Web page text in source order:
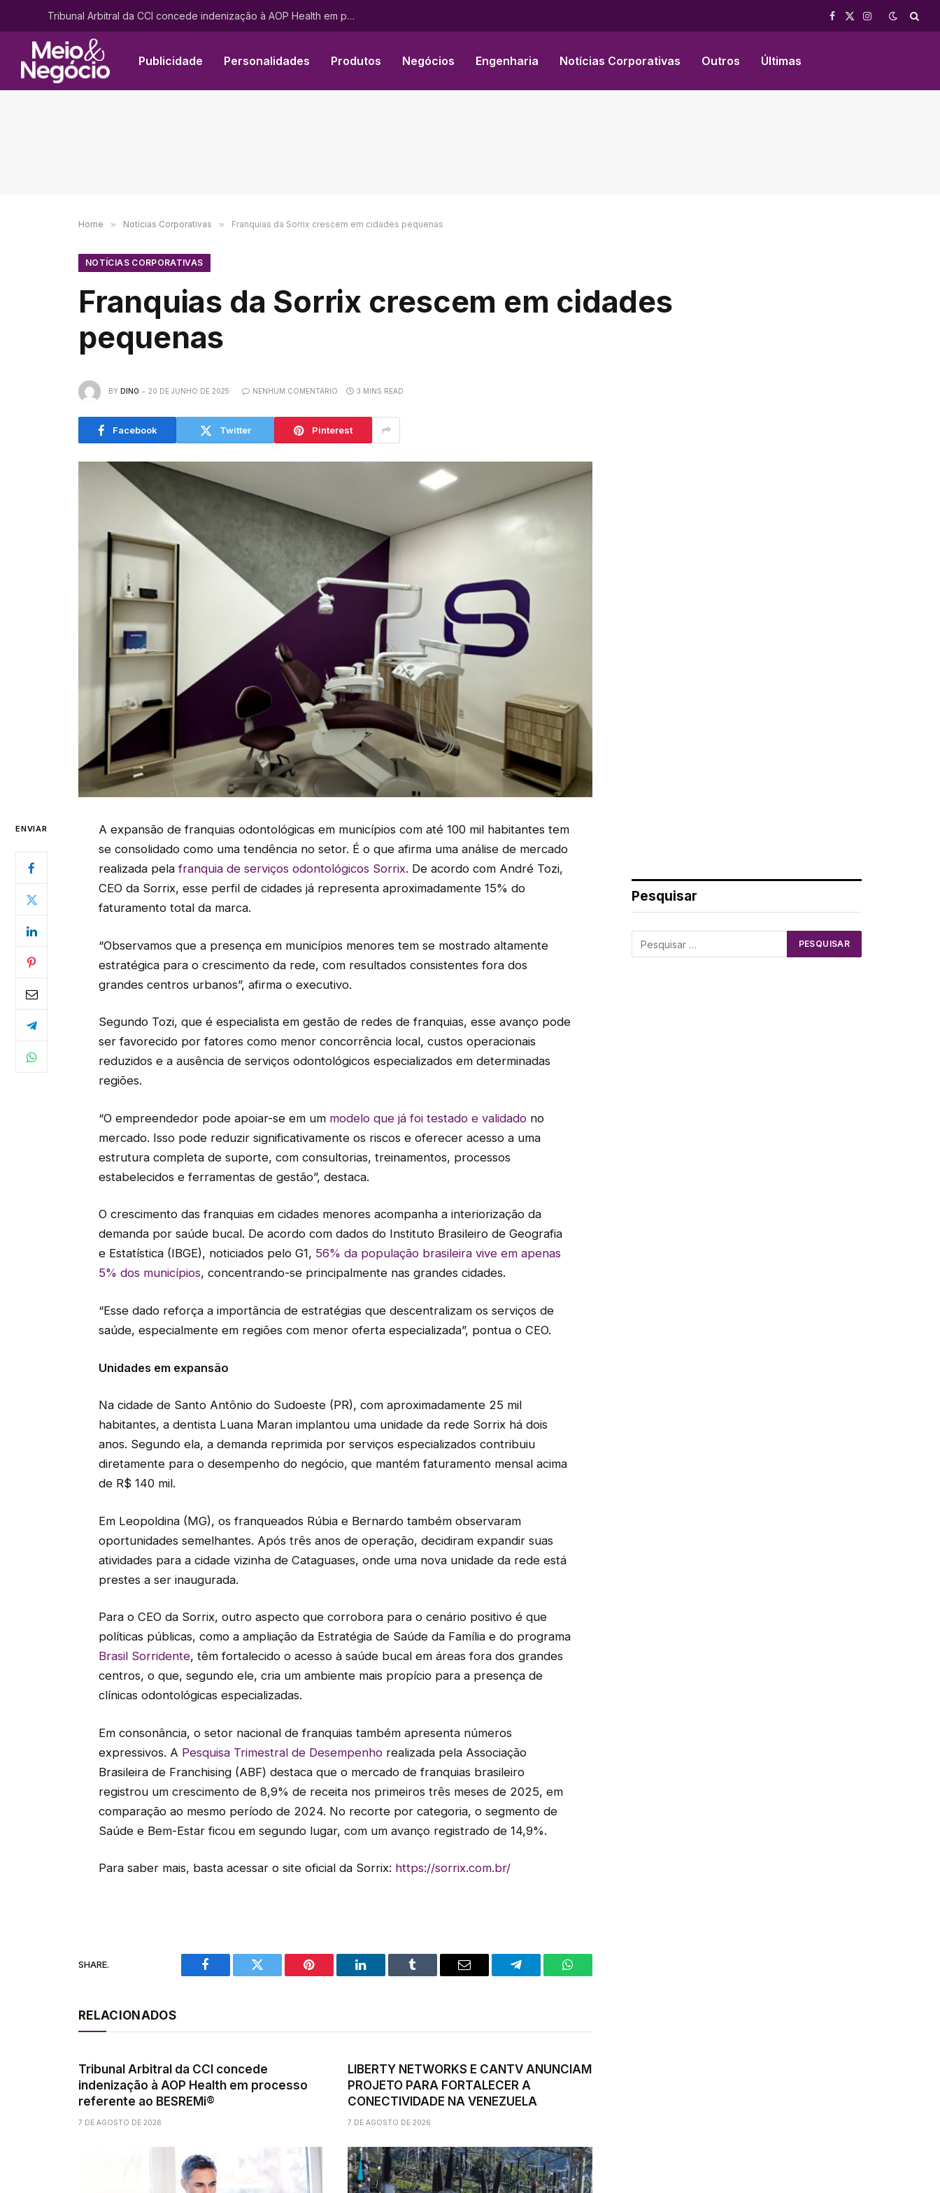
. Tribunal Arbitral da CCI concede indenização à AOP Health em processo referente ao BESREMi®
Facebook
X
Instagram
Publicidade Personalidades Produtos Negócios Engenharia Notícias Corporativas Outros Últimas
Home » Notícias Corporativas » Franquias da Sorrix crescem em cidades pequenas
NOTÍCIAS CORPORATIVAS
Franquias da Sorrix crescem em cidades
pequenas
BY DINO 20 DE JUNHO DE 2025 NENHUM COMENTÁRIO 3 MINS READ
Facebook Twitter Pinterest
ENVIAR
A expansão de franquias odontológicas em municípios com até 100 mil habitantes tem
se consolidado como uma tendência no setor. É o que afirma uma análise de mercado
realizada pelafranquia de serviços odontológicos Sorrix. De acordo com André Tozi,
CEO da Sorrix, esse perfil de cidades já representa aproximadamente 15% do
faturamento total da marca.
“Observamos que a presença em municípios menores tem se mostrado altamente
estratégica para o crescimento da rede, com resultados consistentes fora dos
grandes centros urbanos”, afirma o executivo.
Segundo Tozi, que é especialista em gestão de redes de franquias, esse avanço pode
ser favorecido por fatores como menor concorrência local, custos operacionais
reduzidos e a ausência de serviços odontológicos especializados em determinadas
regiões.
“O empreendedor pode apoiar-se em um modelo que já foi testado e validadono
mercado. Isso pode reduzir significativamente os riscos e oferecer acesso a uma
estrutura completa de suporte, com consultorias, treinamentos, processos
estabelecidos e ferramentas de gestão”, destaca.
O crescimento das franquias em cidades menores acompanha a interiorização da
demanda por saúde bucal. De acordo com dados do Instituto Brasileiro de Geografia
e Estatística (IBGE), noticiados pelo G1, 56% da população brasileira vive em apenas
5% dos municípios, concentrando-se principalmente nas grandes cidades.
“Esse dado reforça a importância de estratégias que descentralizam os serviços de
saúde, especialmente em regiões com menor oferta especializada”, pontua o CEO.
Unidades em expansão
Na cidade de Santo Antônio do Sudoeste (PR), com aproximadamente 25 mil
habitantes, a dentista Luana Maran implantou uma unidade da rede Sorrix há dois
anos. Segundo ela, a demanda reprimida por serviços especializados contribuiu
diretamente para o desempenho do negócio, que mantém faturamento mensal acima
de R$ 140 mil.
Em Leopoldina (MG), os franqueados Rúbia e Bernardo também observaram
oportunidades semelhantes. Após três anos de operação, decidiram expandir suas
atividades para a cidade vizinha de Cataguases, onde uma nova unidade da rede está
prestes a ser inaugurada.
Para o CEO da Sorrix, outro aspecto que corrobora para o cenário positivo é que
políticas públicas, como a ampliação da Estratégia de Saúde da Família e do programa
Brasil Sorridente, têm fortalecido o acesso à saúde bucal em áreas fora dos grandes
centros, o que, segundo ele, cria um ambiente mais propício para a presença de
clínicas odontológicas especializadas.
Em consonância, o setor nacional de franquias também apresenta números
expressivos. A Pesquisa Trimestral de Desempenhorealizada pela Associação
Brasileira de Franchising (ABF) destaca que o mercado de franquias brasileiro
registrou um crescimento de 8,9% de receita nos primeiros três meses de 2025, em
comparação ao mesmo período de 2024. No recorte por categoria, o segmento de
Saúde e Bem-Estar ficou em segundo lugar, com um avanço registrado de 14,9%.
Para saber mais, basta acessar o site oficial da Sorrix: https://sorrix.com.br/
SHARE.
Facebook Twitter Pinterest LinkedIn Tumblr Email Telegram WhatsApp
RELACIONADOS
Tribunal Arbitral da CCI concede
indenização à AOP Health em processo
referente ao BESREMi®
7 DE AGOSTO DE 2026
LIBERTY NETWORKS E CANTV ANUNCIAM
PROJETO PARA FORTALECER A
CONECTIVIDADE NA VENEZUELA
7 DE AGOSTO DE 2026
Pesquisar